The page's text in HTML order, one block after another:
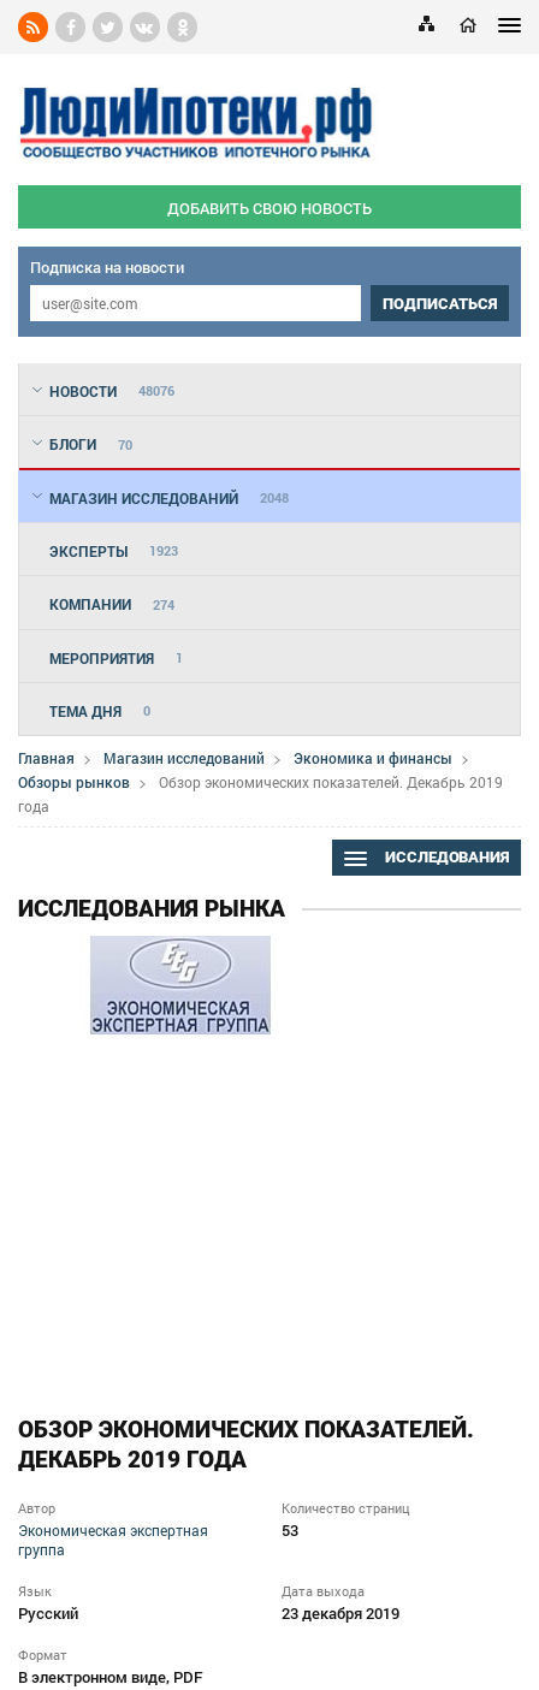
ДОБАВИТЬ СВОЮ НОВОСТЬ
Подписка на новости
ПОДПИСАТЬСЯ
НОВОСТИ 48076
БЛОГИ 70
МАГАЗИН ИССЛЕДОВАНИЙ 2048
ЭКСПЕРТЫ 1923
КОМПАНИИ 274
МЕРОПРИЯТИЯ 1
ТЕМА ДНЯ 0
Главная Магазин исследований
Экономика и финансы
Обзоры рынков
Обзор экономических показателей. Декабрь 2019
года
ИССЛЕДОВАНИЯ
ИССЛЕДОВАНИЯ РЫНКА
ОБЗОР ЭКОНОМИЧЕСКИХ ПОКАЗАТЕЛЕЙ.
ДЕКАБРЬ 2019 ГОДА
Автор
Экономическая экспертная
группа
Количество страниц
53
Язык
Русский
Дата выхода
23 декабря 2019
Формат
В электронном виде, PDF